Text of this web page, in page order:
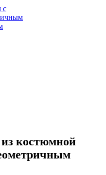
костюмной